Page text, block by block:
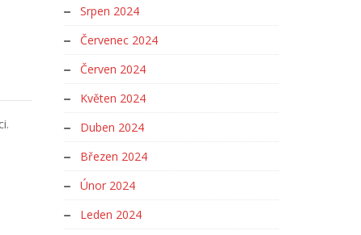
Srpen 2024
Červenec 2024
Červen 2024
Květen 2024
Duben 2024
Březen 2024
Únor 2024
Leden 2024